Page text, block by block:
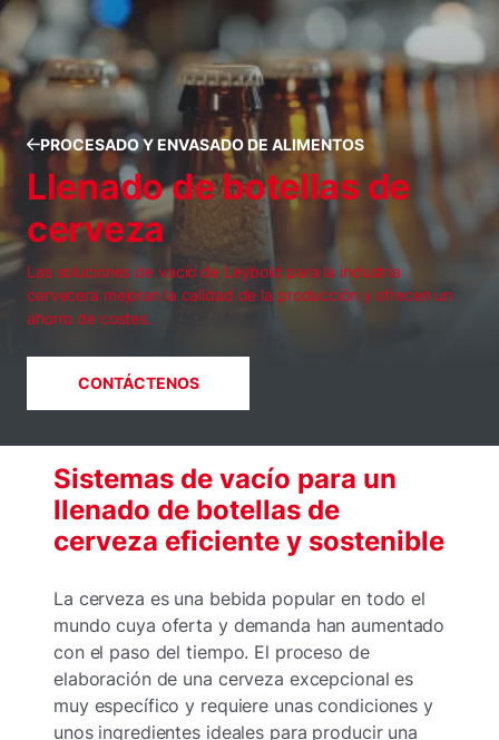
PROCESADO Y ENVASADO DE ALIMENTOS
Llenado de botellas de
cerveza
Las soluciones de vacío de Leybold para la industria
cervecera mejoran la calidad de la producción y ofrecen un
ahorro de costes.
CONTÁCTENOS
Sistemas de vacío para un
llenado de botellas de
cerveza eficiente y sostenible
La cerveza es una bebida popular en todo el
mundo cuya oferta y demanda han aumentado
con el paso del tiempo. El proceso de
elaboración de una cerveza excepcional es
muy específico y requiere unas condiciones y
unos ingredientes ideales para producir una